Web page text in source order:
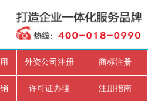
外资公司注册 商标注册
许可证办理 注册指南